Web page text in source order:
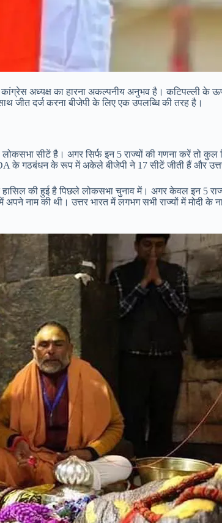
अध्यक्ष का हारना अकल्पनीय अनुभव है। कटिपल्ली के
जीत दर्ज करना बीजेपी के लिए एक उपलब्धि की तरह है।
सीटें है। अगर सिर्फ इन 5 राज्यों की गणना करें तो कुल
के गठबंधन के रूप में अकेले बीजेपी ने 17 सीटें जीती हैं और
की हुई है पिछले लोकसभा चुनाव में। अगर केवल इन 5
नाम की थी। उत्तर भारत में लगभग सभी राज्यों में मोदी